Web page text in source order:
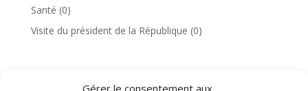
Gérer le consentement aux
Santé (0)
Visite du président de la République (0)